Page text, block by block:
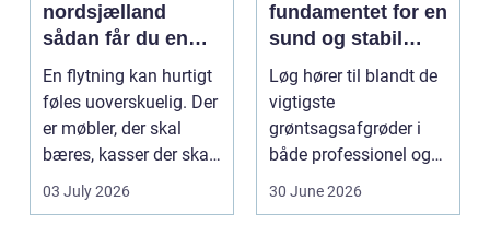
nordsjælland
sådan får du en
tryg og effektiv
flytning
En flytning kan hurtigt
føles uoverskuelig. Der
er møbler, der skal
bæres, kasser der skal
pakkes, o...
03 July 2026
fundamentet for en
sund og stabil
løgavl
Løg hører til blandt de
vigtigste
grøntsagsafgrøder i
både professionel og
hobbybaseret
30 June 2026